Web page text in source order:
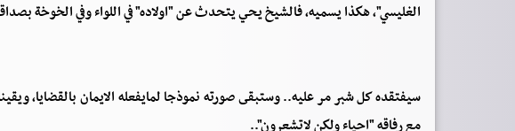
الغليسي"، هكذا يسميه، فالشيخ يحي يتحدث عن "اولاده" في اللواء وفي الخوخة
سيفتقده كل شبر مر عليه.. وستبقى صورته نموذجا لمايفعله الايمان بالقضايا،
مع رفاقه "احياء ولكن لاتشعرون"..